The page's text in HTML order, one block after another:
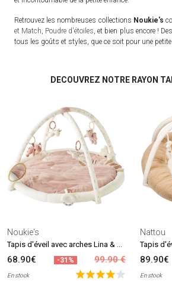
Retrouvez les nombreuses collections Noukie's
et Match, Poudre d'étoiles, et bien plus encore !
tous les goûts et styles, que ce soit pour une
DECOUVREZ NOTRE RAYON
Noukie's
Tapis d'éveil avec arches Lina & Joy
68.90€ -31% 99.90 €
En stock
Nattou
89.90€
En stock